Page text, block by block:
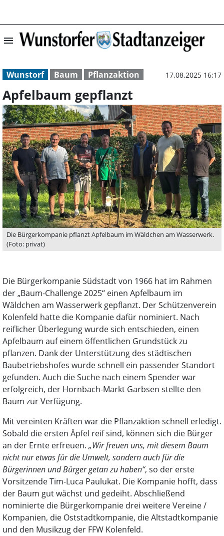
menu Apfelbaum
Wunstorf Baum Pflanzaktion 17.08.2025 16:17
Apfelbaum gepflanzt
Die Bürgerkompanie pflanzt Apfelbaum im Wäldchen am Wasserwerk.
(Foto: privat)
Die Bürgerkompanie Südstadt von 1966 hat im Rahmen
der „Baum-Challenge 2025“ einen Apfelbaum im
Wäldchen am Wasserwerk gepflanzt. Der Schützenverein
Kolenfeld hatte die Kompanie dafür nominiert. Nach
reiflicher Überlegung wurde sich entschieden, einen
Apfelbaum auf einem öffentlichen Grundstück zu
pflanzen. Dank der Unterstützung des städtischen
Baubetriebshofes wurde schnell ein passender Standort
gefunden. Auch die Suche nach einem Spender war
erfolgreich, der Hornbach-Markt Garbsen stellte den
Baum zur Verfügung.
Mit vereinten Kräften war die Pflanzaktion schnell erledigt.
Sobald die ersten Äpfel reif sind, können sich die Bürger
an der Ernte erfreuen. „Wir freuen uns, mit diesem Baum
nicht nur etwas für die Umwelt, sondern auch für die
Bürgerinnen und Bürger getan zu haben“, so der erste
Vorsitzende Tim-Luca Paulukat. Die Kompanie hofft, dass
der Baum gut wächst und gedeiht. Abschließend
nominierte die Bürgerkompanie drei weitere Vereine /
Kompanien, die Oststadtkompanie, die Altstadtkompanie
und den Musikzug der FFW Kolenfeld.